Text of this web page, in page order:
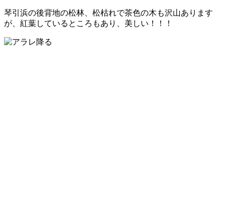
琴引浜の後背地の松林、松枯れで茶色の木も沢山あります
が、紅葉しているところもあり、美しい！！！